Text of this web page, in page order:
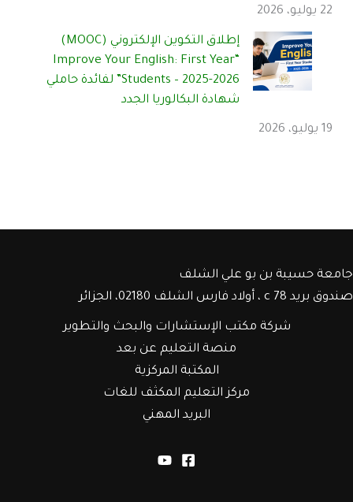
22 يوليو، 2026
إطلاق التكوين الإلكتروني (MOOC)
“Improve Your English: First Year
Students – 2025-2026” لفائدة حاملي
شهادة البكالوريا الجدد
19 يوليو، 2026
جامعة حسيبة بن بو علي الشلف
صندوق بريد c 78 ، أولاد فارس الشلف 02180، الجزائر
شركة مكتب الإستشارات والبحث والتطوير
منصة التعليم عن بعد
المكتبة المركزية
مركز التعليم المكثف للغات
البريد المهني